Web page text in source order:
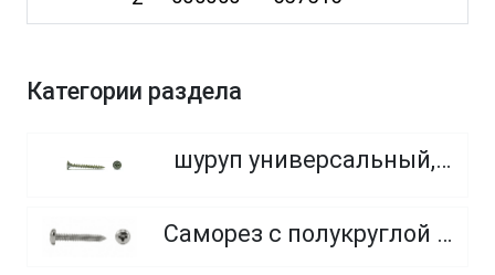
Категории раздела
шуруп универсальный, потайная головка, PZ
Саморез с полукруглой головкой с острым концом